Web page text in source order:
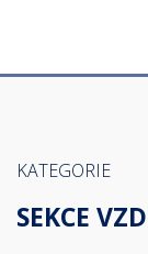
KATEGORIE
SEKCE